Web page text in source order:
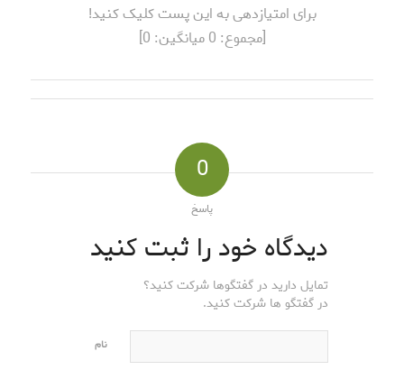
برای امتیازدهی به این پست کلیک کنید!
[مجموع: 0میانگین: 0
]
0
پاسخ
دیدگاه خود را ثبت کنید
تمایل دارید در گفتگوها شرکت کنید؟
در گفتگو ها شرکت کنید.
نام